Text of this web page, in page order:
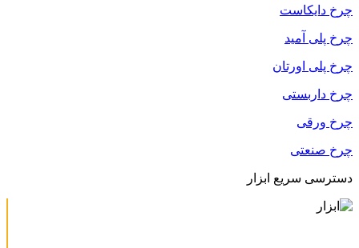
چرخ دایکاست
چرخ پلی آمید
چرخ پلی اورتان
چرخ داربستی
چرخ ورقی
چرخ صنعتی
دسترسی سریع ابزار